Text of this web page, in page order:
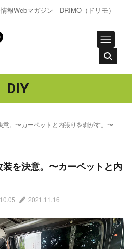
報Webマガジン - DRIMO（ドリモ）
DIY
。〜カーペットと内張りを剥がす。〜
を決意。〜カーペットと内
2021.11.16